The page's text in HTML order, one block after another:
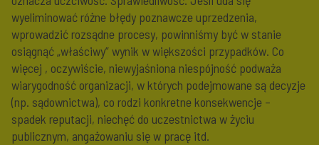
wyeliminować różne błędy poznawcze uprzedzenia,
wprowadzić rozsądne procesy, powinniśmy być w stanie
osiągnąć „właściwy” wynik w większości przypadków. Co
więcej , oczywiście, niewyjaśniona niespójność podważa
wiarygodność organizacji, w których podejmowane są decyzje
(np. sądownictwa), co rodzi konkretne konsekwencje –
spadek reputacji, niechęć do uczestnictwa w życiu
publicznym, angażowaniu się w pracę itd.